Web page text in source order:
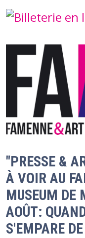
"PRESSE &
À VOIR AU
MUSEUM DE
AOÛT:
S'EMPARE